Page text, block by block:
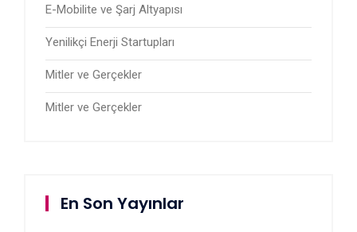
E-Mobilite ve Şarj Altyapısı
Yenilikçi Enerji Startupları
Mitler ve Gerçekler
Mitler ve Gerçekler
En Son Yayınlar